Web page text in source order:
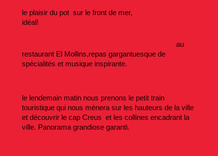
le plaisir du pot sur le front de mer,
idéal!
au
restaurant El Mollins,repas gargantuesque de
spécialités et musique inspirante.
le lendemain matin nous prenons le petit train
touristique qui nous mènera sur les hauteurs de la ville
et découvrir le cap Creus et les collines encadrant la
ville. Panorama grandiose garanti.